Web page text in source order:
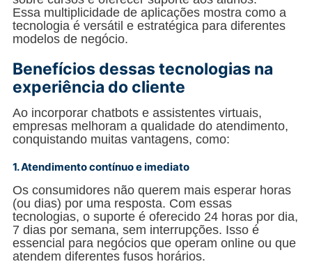
Essa multiplicidade de aplicações mostra como a
tecnologia é versátil e estratégica para diferentes
modelos de negócio.
Benefícios dessas tecnologias na
experiência do cliente
Ao incorporar chatbots e assistentes virtuais,
empresas melhoram a qualidade do atendimento,
conquistando muitas vantagens, como:
1. Atendimento contínuo e imediato
Os consumidores não querem mais esperar horas
(ou dias) por uma resposta. Com essas
tecnologias, o suporte é oferecido 24 horas por dia,
7 dias por semana, sem interrupções. Isso é
essencial para negócios que operam online ou que
atendem diferentes fusos horários.